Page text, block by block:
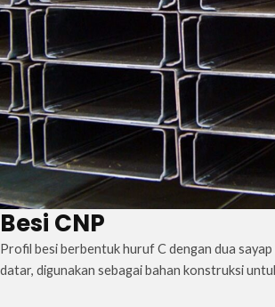
Besi CNP
Profil besi berbentuk huruf C dengan dua
datar, digunakan sebagai bahan konstruksi